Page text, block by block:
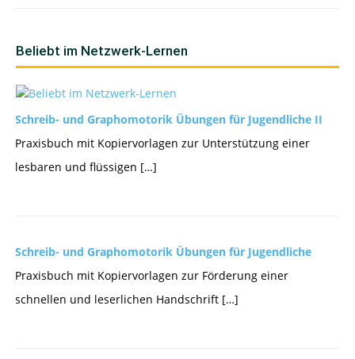
Beliebt im Netzwerk-Lernen
Schreib- und Graphomotorik Übungen für Jugendliche II
Praxisbuch mit Kopiervorlagen zur Unterstützung einer
lesbaren und flüssigen […]
Schreib- und Graphomotorik Übungen für Jugendliche
Praxisbuch mit Kopiervorlagen zur Förderung einer
schnellen und leserlichen Handschrift […]